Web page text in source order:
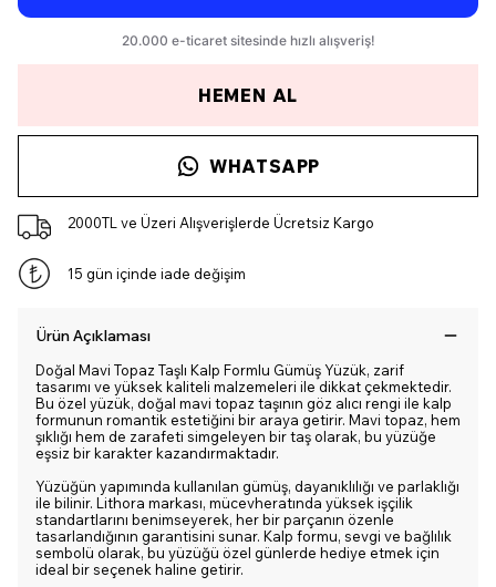
HEMEN AL
WHATSAPP
2000TL ve Üzeri Alışverişlerde Ücretsiz Kargo
15 gün içinde iade değişim
Ürün Açıklaması
Doğal Mavi Topaz Taşlı Kalp Formlu Gümüş Yüzük, zarif
tasarımı ve yüksek kaliteli malzemeleri ile dikkat çekmektedir.
Bu özel yüzük, doğal mavi topaz taşının göz alıcı rengi ile kalp
formunun romantik estetiğini bir araya getirir. Mavi topaz, hem
şıklığı hem de zarafeti simgeleyen bir taş olarak, bu yüzüğe
eşsiz bir karakter kazandırmaktadır.
Yüzüğün yapımında kullanılan gümüş, dayanıklılığı ve parlaklığı
ile bilinir. Lithora markası, mücevheratında yüksek işçilik
standartlarını benimseyerek, her bir parçanın özenle
tasarlandığının garantisini sunar. Kalp formu, sevgi ve bağlılık
sembolü olarak, bu yüzüğü özel günlerde hediye etmek için
ideal bir seçenek haline getirir.